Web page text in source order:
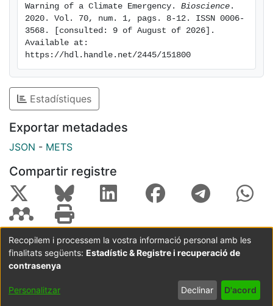
Warning of a Climate Emergency. Bioscience .
2020. Vol. 70, num. 1, pags. 8-12. ISSN 0006-
3568. [consulted: 9 of August of 2026].
Available at:
https://hdl.handle.net/2445/151800
Estadístiques
Exportar metadades
JSON - METS
Compartir registre
Coordinació:CRAI UB Avís legal
Metadades
subjectes a:
Configuració
de cookies
privadesa
Recopilem i processem la vostra informació personal amb les
finalitats següents: Estadístic & Registre i recuperació de
contrasenya
Personalitzar Declinar D'acord